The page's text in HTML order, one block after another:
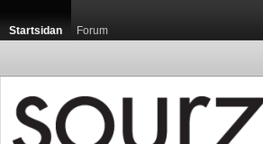
Startsidan Forum